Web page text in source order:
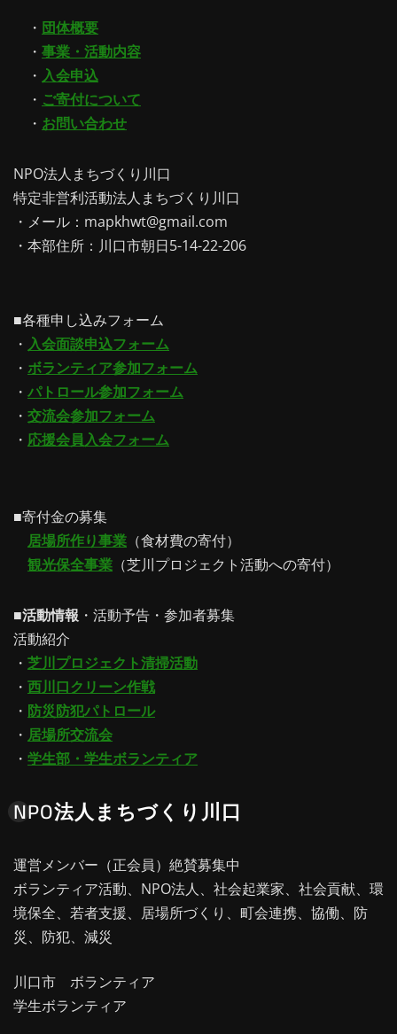
・ 団体概要
・ 事業・活動内容
・ 入会申込
・ ご寄付について
・ お問い合わせ
NPO法人まちづくり川口
特定非営利活動法人まちづくり川口
・メール：mapkhwt@gmail.com
・本部住所：川口市朝日5-14-22-206
■各種申し込みフォーム
・ 入会面談申込フォーム
・ ボランティア参加フォーム
・ パトロール参加フォーム
・ 交流会参加フォーム
・ 応援会員入会フォーム
■寄付金の募集
居場所作り事業 （食材費の寄付）
観光保全事業 （芝川プロジェクト活動への寄付）
■活動情報 ・活動予告・参加者募集
活動紹介
・ 芝川プロジェクト清掃活動
・ 西川口クリーン作戦
・ 防災防犯パトロール
・ 居場所交流会
・ 学生部・学生ボランティア
NPO法人まちづくり川口
運営メンバー（正会員）絶賛募集中
ボランティア活動、NPO法人、社会起業家、社会貢献、環
境保全、若者支援、居場所づくり、町会連携、協働、防
災、防犯、減災
川口市 ボランティア
学生ボランティア